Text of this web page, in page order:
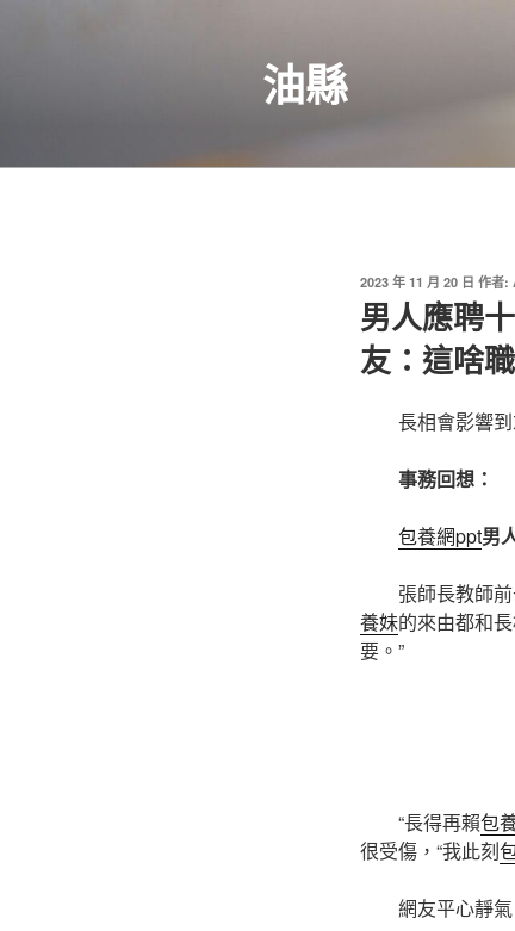
油縣
發
佈
於
2023 年 11 月 20 日 作者:
男人應聘
友：這啥
長相會影響
事務回想：
包養網ppt男
張師長教師
養妹的來由都和
要。”
“長得再賴包
很受傷，“我此刻
網友平心靜